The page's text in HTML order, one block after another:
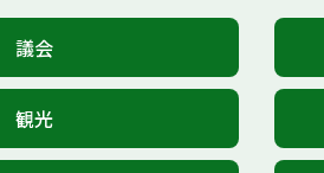
議会
観光